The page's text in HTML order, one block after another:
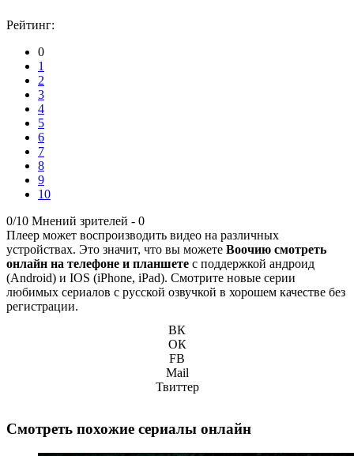
Рейтинг:
0
1
2
3
4
5
6
7
8
9
10
0/10 Мнений зрителей - 0
Плеер может воспроизводить видео на различных
устройствах. Это значит, что вы можете Воочию смотреть
онлайн на телефоне и планшете с поддержкой андроид
(Android) и IOS (iPhone, iPad). Смотрите новые серии
любимых сериалов с русской озвучкой в хорошем качестве без
регистрации.
ВК
ОК
FB
Mail
Твиттер
Смотреть похожие сериалы онлайн